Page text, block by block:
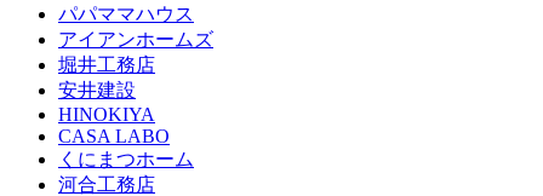
パパママハウス
アイアンホームズ
堀井工務店
安井建設
HINOKIYA
CASA LABO
くにまつホーム
河合工務店